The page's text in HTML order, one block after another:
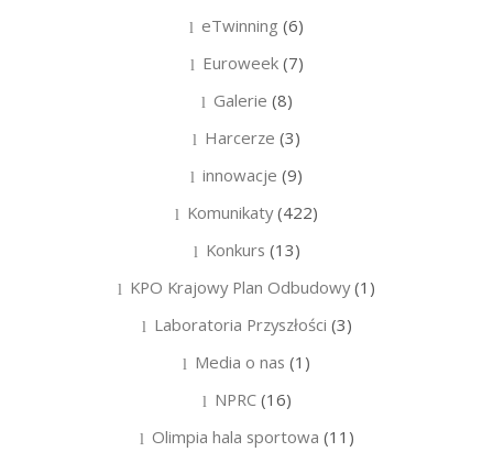
eTwinning (6)
Euroweek(7)
Galerie (8)
Harcerze (3)
innowacje (9)
Komunikaty(422)
Konkurs (13)
KPO Krajowy Plan Odbudowy(1)
Laboratoria Przyszłości (3)
Media o nas (1)
NPRC(16)
Olimpia hala sportowa (11)